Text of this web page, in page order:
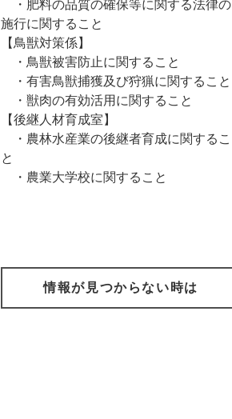
・肥料の品質の確保等に関する法律の
施行に関すること
【鳥獣対策係】
・鳥獣被害防止に関すること
・有害鳥獣捕獲及び狩猟に関すること
・獣肉の有効活用に関すること
【後継人材育成室】
・農林水産業の後継者育成に関するこ
と
・農業大学校に関すること
情報が見つからない時は